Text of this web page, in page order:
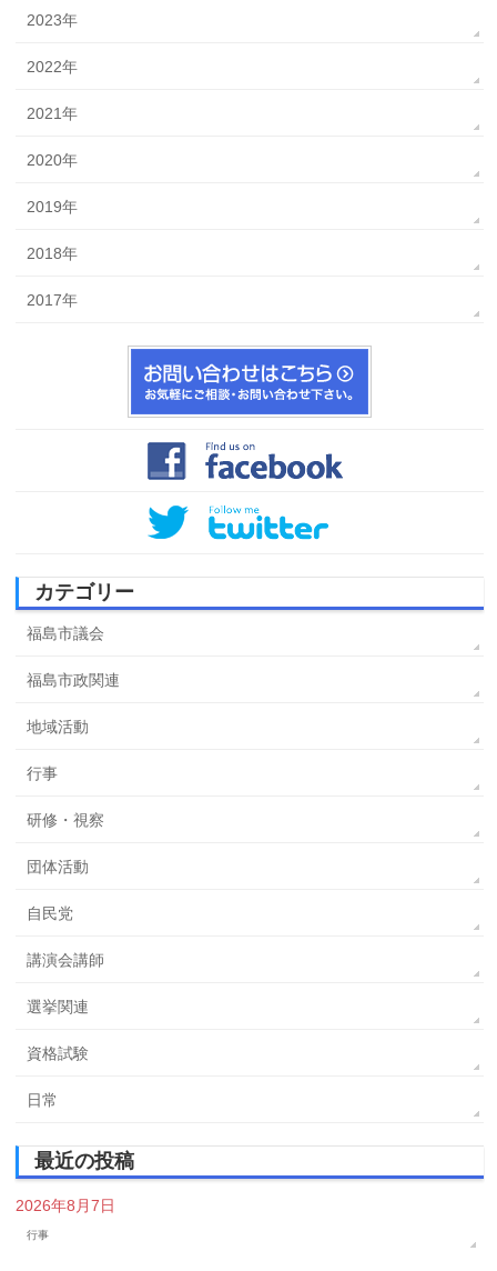
2023年
2022年
2021年
2020年
2019年
2018年
2017年
カテゴリー
福島市議会
福島市政関連
地域活動
行事
研修・視察
団体活動
自民党
講演会講師
選挙関連
資格試験
日常
最近の投稿
2026年8月7日
行事